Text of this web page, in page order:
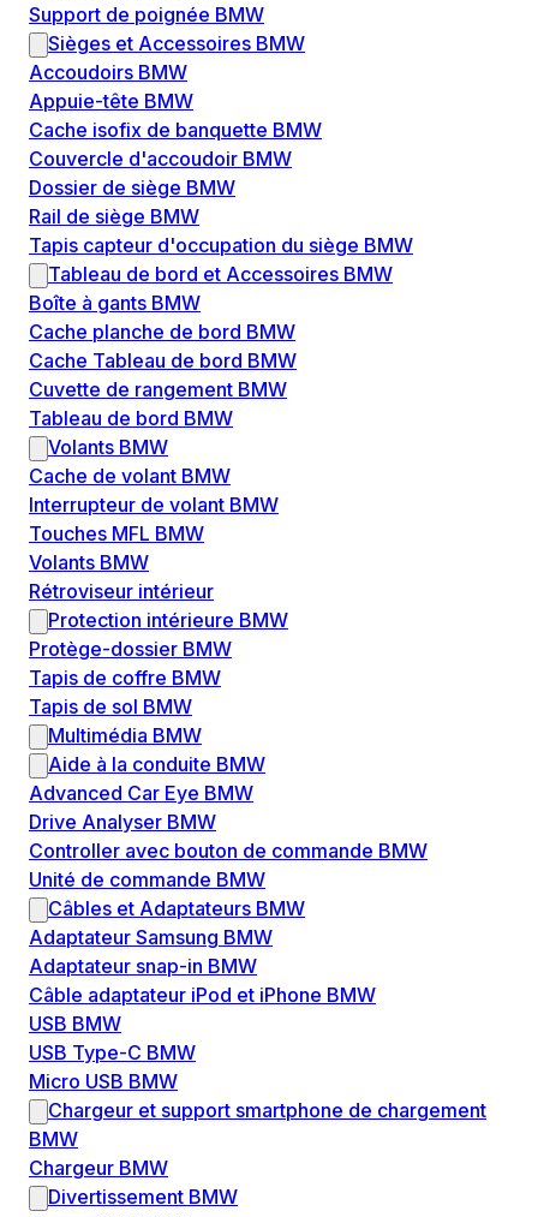
Support de poignée BMW
Sièges et Accessoires BMW
Accoudoirs BMW
Appuie-tête BMW
Cache isofix de banquette BMW
Couvercle d'accoudoir BMW
Dossier de siège BMW
Rail de siège BMW
Tapis capteur d'occupation du siège BMW
Tableau de bord et Accessoires BMW
Boîte à gants BMW
Cache planche de bord BMW
Cache Tableau de bord BMW
Cuvette de rangement BMW
Tableau de bord BMW
Volants BMW
Cache de volant BMW
Interrupteur de volant BMW
Touches MFL BMW
Volants BMW
Rétroviseur intérieur
Protection intérieure BMW
Protège-dossier BMW
Tapis de coffre BMW
Tapis de sol BMW
Multimédia BMW
Aide à la conduite BMW
Advanced Car Eye BMW
Drive Analyser BMW
Controller avec bouton de commande BMW
Unité de commande BMW
Câbles et Adaptateurs BMW
Adaptateur Samsung BMW
Adaptateur snap-in BMW
Câble adaptateur iPod et iPhone BMW
USB BMW
USB Type-C BMW
Micro USB BMW
Chargeur et support smartphone de chargement
BMW
Chargeur BMW
Divertissement BMW